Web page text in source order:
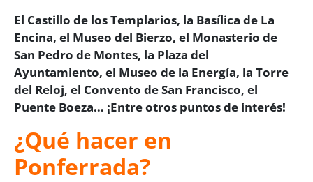
El Castillo de los Templarios, la Basílica de La
Encina, el Museo del Bierzo, el Monasterio de
San Pedro de Montes, la Plaza del
Ayuntamiento, el Museo de la Energía, la Torre
del Reloj, el Convento de San Francisco, el
Puente Boeza… ¡Entre otros puntos de interés!
¿Qué hacer en
Ponferrada?